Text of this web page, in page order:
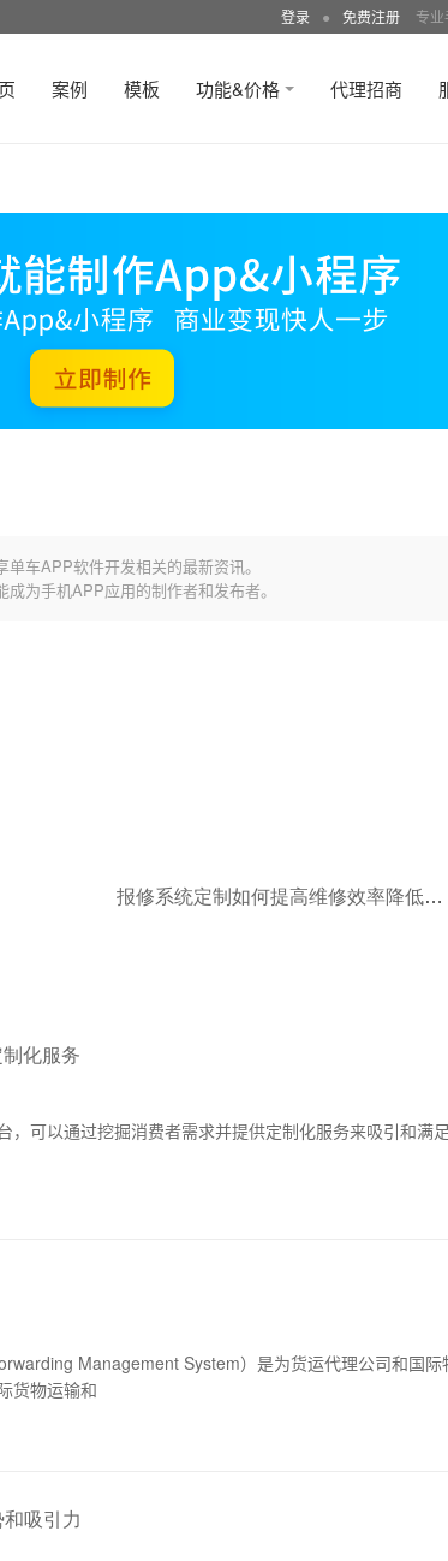
登录 ● 免费注册 专
案例 模板 功能&价格 代理招商
车APP软件开发相关的最新资讯。
为手机APP应用的制作者和发布者。
报修系统定制如何提高维修效率降低成本和提升客户满意度
化服务
，可以通过挖掘消费者需求并提供定制化服务来吸引和满
Management System）是为货运代理公司和国际
货物运输和
吸引力